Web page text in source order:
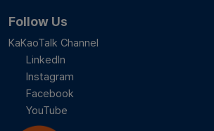
Follow Us
KaKaoTalk Channel
LinkedIn
Instagram
Facebook
YouTube